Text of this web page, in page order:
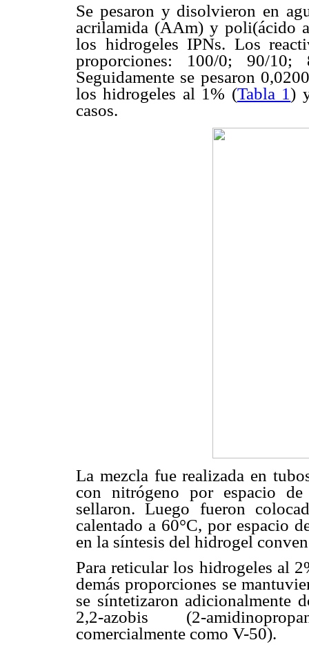
Se pesaron y disolvieron en
acrilamida (AAm) y poli(ácido
los hidrogeles IPNs. Los
proporciones: 100/0; 90/
Seguidamente se pesaron
los hidrogeles al 1% (Tabla 1)
casos.
La mezcla fue realizada en
con nitrógeno por espacio
sellaron. Luego fueron
calentado a 60°C, por espacio
en la síntesis del hidrogel
Para reticular los hidrogeles al
demás proporciones se
se síntetizaron adicionalmente
2,2-azobis (2-
comercialmente como V-50).